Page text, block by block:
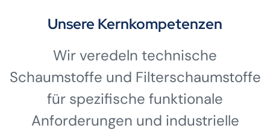
Unsere Kernkompetenzen
Wir veredeln technische
Schaumstoffe und Filterschaumstoffe
für spezifische funktionale
Anforderungen und industrielle